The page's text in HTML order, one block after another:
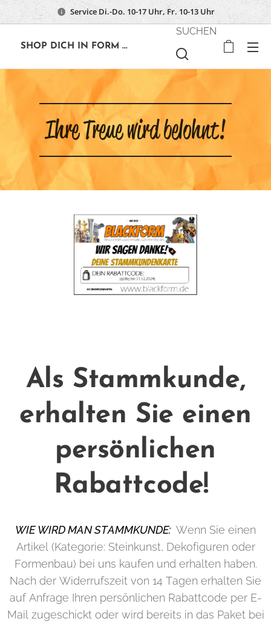
Service Di.-Do. 10-17 Uhr, Fr. 10-13 Uhr
SHOP DICH IN FORM ...
SUCHEN
Ihre Treue wird belohnt!
Als Stammkunde,
erhalten Sie einen
persönlichen
Rabattcode!
WIE WIRD MAN STAMMKUNDE: Wenn Sie einen
Artikel (Kategorie: Steinkunst, Dekofiguren oder
Formenbau) bei uns kaufen und erhalten haben.
Nach der Widerrufszeit von 14 Tagen erhalten Sie
auf Anfrage Ihren persönlichen Rabattcode per E-
Mail zugeschickt oder wird bereits in das Paket bei